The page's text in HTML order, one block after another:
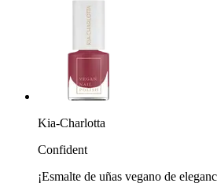
Kia-Charlotta
Confident
¡Esmalte de uñas vegano de